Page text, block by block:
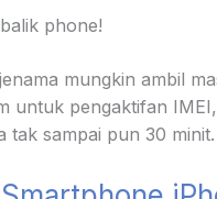
phone!
mungkin ambil
untuk pengaktifan IMEI,
tak sampai pun 30 minit.